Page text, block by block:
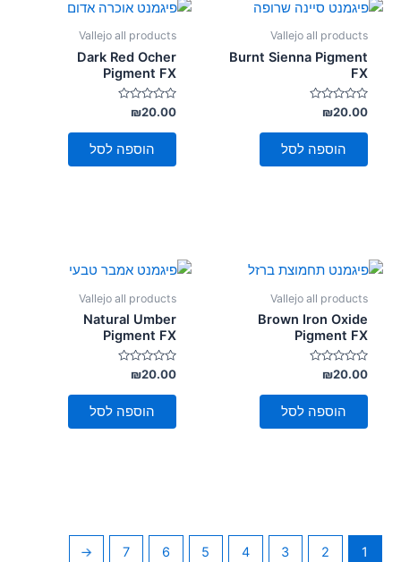
Vallejo all products
Burnt Sienna Pigment
FX
דורג
0
מתוך
₪20.00
הוספה לסל
Vallejo all products
Dark Red Ocher
Pigment FX
דורג
0
מתוך
₪20.00
הוספה לסל
Vallejo all products
Brown Iron Oxide
Pigment FX
דורג
0
מתוך
₪20.00
הוספה לסל
Vallejo all products
Natural Umber
Pigment FX
דורג
0
מתוך
₪20.00
הוספה לסל
1
2
3
4
5
6
7
←